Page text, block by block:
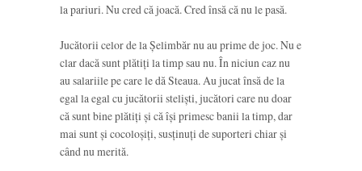
la pariuri. Nu cred că joacă. Cred însă că nu le pasă.
Jucătorii celor de la Șelimbăr nu au prime de joc. Nu e
clar dacă sunt plătiți la timp sau nu. În niciun caz nu
au salariile pe care le dă Steaua. Au jucat însă de la
egal la egal cu jucătorii steliști, jucători care nu doar
că sunt bine plătiți și că își primesc banii la timp, dar
mai sunt și cocoloșiți, susținuți de suporteri chiar și
când nu merită.